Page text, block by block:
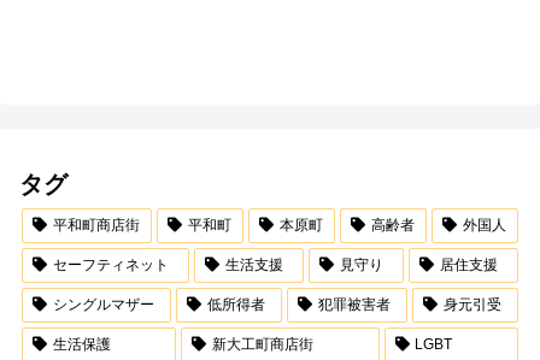
タグ
平和町商店街 平和町 本原町 高齢者 外国人
セーフティネット 生活支援 見守り 居住支援
シングルマザー 低所得者 犯罪被害者 身元引受
生活保護 新大工町商店街 LGBT